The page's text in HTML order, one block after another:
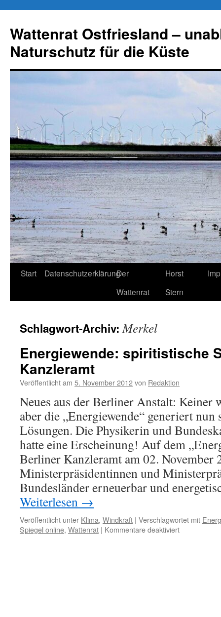
springen
Wattenrat Ostfriesland –
Naturschutz für die Küste
Start DatenschutzerklärungDer
Wattenrat
Horst
Stern
Schlagwort-Archiv:Merkel
Energiewende: spiritistische
Kanzleramt
Veröffentlicht am 5. November 2012von Redaktion
Neues aus der Berliner Anstalt: Keiner
aber die „Energiewende“ generiert
Lösungen. Die Physikerin und
hatte eine Erscheinung! Auf dem
Berliner Kanzleramt am 02. November
Ministerpräsidentinnen und
Bundesländer erneuerbar und
Weiterlesen →
Veröffentlicht unter Klima, Windkraft | Verschlagwortet mit
Spiegel online, Wattenrat | Kommentare deaktiviertfür